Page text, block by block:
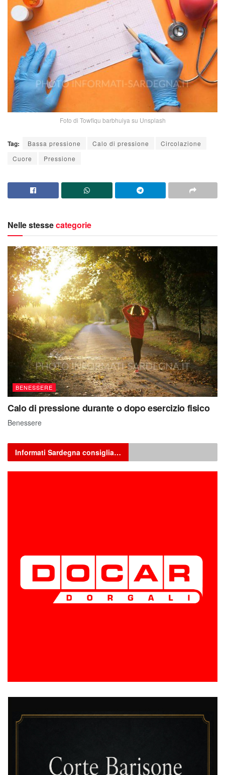
Foto di Towfiqu barbhuiya su Unsplash
Tag: Bassa pressione Calo di pressione
Circolazione
Cuore
Pressione
Nelle stessecategorie
BENESSERE
Calo di pressione durante o dopo esercizio fisico
Benessere
Informati Sardegna consiglia…